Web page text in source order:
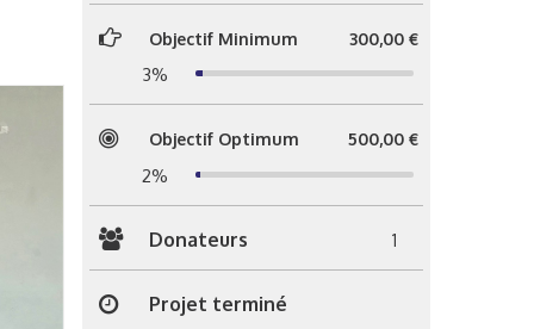
Objectif Minimum 300,00 €
3%
Objectif Optimum 500,00 €
2%
Donateurs 1
Projet terminé